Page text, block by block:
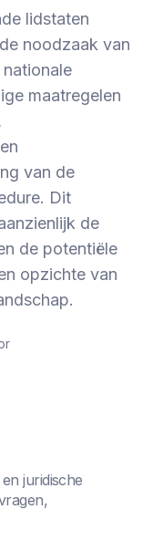
lidstaten
noodzaak van
maatregelen
van de
Dit
de
de potentiële
opzichte van
juridische